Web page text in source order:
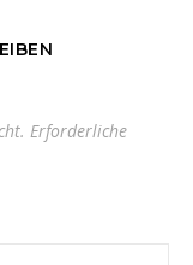
Erforderliche